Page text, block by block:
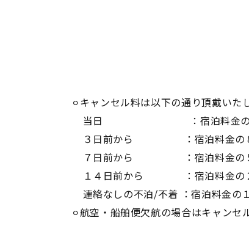
⚪︎キャンセル料は以下の通り頂戴いた
当日 ：宿泊料金の１
３日前から ：宿泊料金の
７日前から ：宿泊料金の
１４日前から ：宿泊料金の
連絡なしの不泊/不着 ：宿泊料金の
⚪︎航空・船舶便欠航の場合はキャンセ